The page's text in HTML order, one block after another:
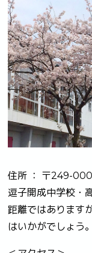
住所 ： 〒249-
逗子開成中学校・
距離ではあります
はいかがでしょう。